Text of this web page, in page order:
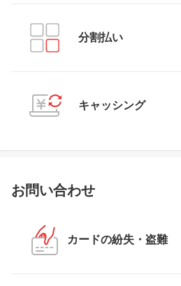
分割払い
キャッシング
お問い合わせ
カードの紛失・盗難